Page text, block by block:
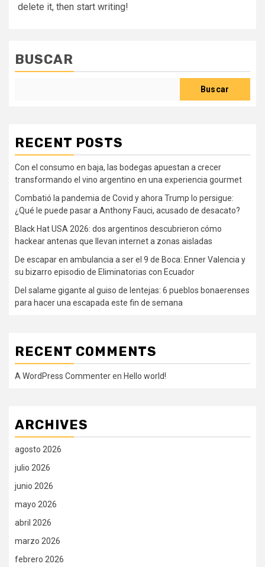
delete it, then start writing!
BUSCAR
Buscar
RECENT POSTS
Con el consumo en baja, las bodegas apuestan a crecer
transformando el vino argentino en una experiencia gourmet
Combatió la pandemia de Covid y ahora Trump lo persigue:
¿Qué le puede pasar a Anthony Fauci, acusado de desacato?
Black Hat USA 2026: dos argentinos descubrieron cómo
hackear antenas que llevan internet a zonas aisladas
De escapar en ambulancia a ser el 9 de Boca: Enner Valencia y
su bizarro episodio de Eliminatorias con Ecuador
Del salame gigante al guiso de lentejas: 6 pueblos bonaerenses
para hacer una escapada este fin de semana
RECENT COMMENTS
A WordPress Commenteren Hello world!
ARCHIVES
agosto 2026
julio 2026
junio 2026
mayo 2026
abril 2026
marzo 2026
febrero 2026